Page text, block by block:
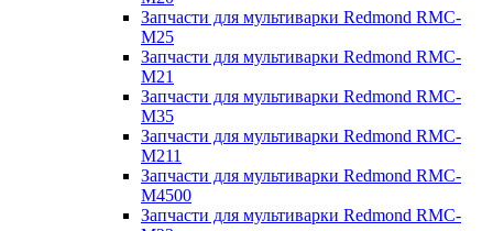
Запчасти для мультиварки Redmond RMC-
M25
Запчасти для мультиварки Redmond RMC-
M21
Запчасти для мультиварки Redmond RMC-
M35
Запчасти для мультиварки Redmond RMC-
M211
Запчасти для мультиварки Redmond RMC-
M4500
Запчасти для мультиварки Redmond RMC-